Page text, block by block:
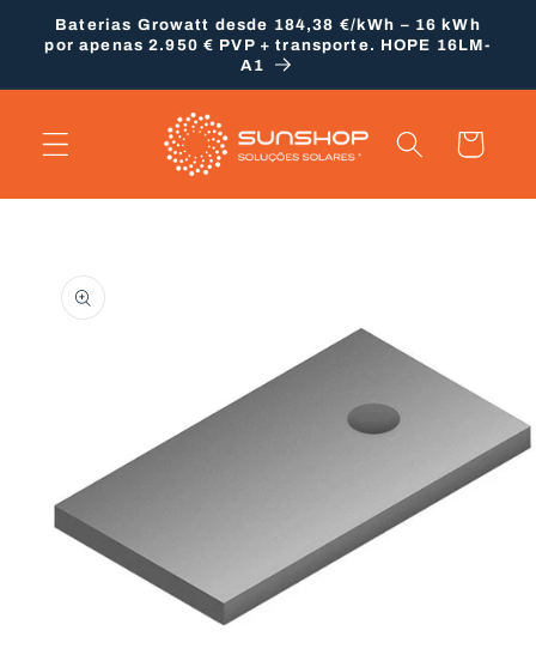
para o
conteúdo
Baterias Growatt desde 184,38 €/kWh – 16 kWh
por apenas 2.950 € PVP + transporte. HOPE 16LM-
A1
Carrinho
informação
do produto